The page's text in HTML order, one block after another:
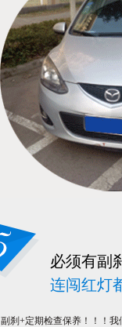
必须有副
连闯红灯
副刹+定期检查保养！！！我